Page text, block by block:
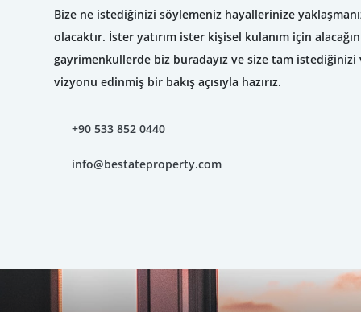
Bize ne istediğinizi söylemeniz hayallerinize
olacaktır. İster yatırım ister kişisel kulanım için
gayrimenkullerde biz buradayız ve size tam istediğinizi
vizyonu edinmiş bir bakış açısıyla hazırız.
+90 533 852 0440
info@bestateproperty.com